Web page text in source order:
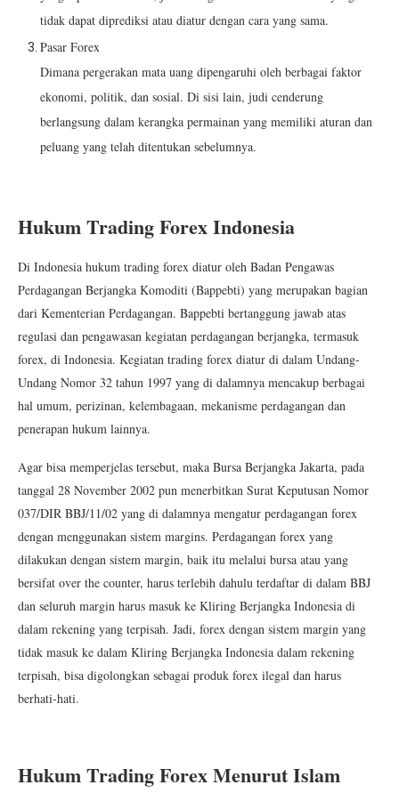
tidak dapat diprediksi atau diatur dengan cara yang sama.
Pasar Forex
Dimana pergerakan mata uang dipengaruhi oleh berbagai faktor
ekonomi, politik, dan sosial. Di sisi lain, judi cenderung
berlangsung dalam kerangka permainan yang memiliki aturan dan
peluang yang telah ditentukan sebelumnya.
Hukum Trading Forex Indonesia
Di Indonesia hukum trading forex diatur oleh Badan Pengawas
Perdagangan Berjangka Komoditi (Bappebti) yang merupakan bagian
dari Kementerian Perdagangan. Bappebti bertanggung jawab atas
regulasi dan pengawasan kegiatan perdagangan berjangka, termasuk
forex, di Indonesia. Kegiatan trading forex diatur di dalam Undang-
Undang Nomor 32 tahun 1997 yang di dalamnya mencakup berbagai
hal umum, perizinan, kelembagaan, mekanisme perdagangan dan
penerapan hukum lainnya.
Agar bisa memperjelas tersebut, maka Bursa Berjangka Jakarta, pada
tanggal 28 November 2002 pun menerbitkan Surat Keputusan Nomor
037/DIR BBJ/11/02 yang di dalamnya mengatur perdagangan forex
dengan menggunakan sistem margins. Perdagangan forex yang
dilakukan dengan sistem margin, baik itu melalui bursa atau yang
bersifat over the counter, harus terlebih dahulu terdaftar di dalam BBJ
dan seluruh margin harus masuk ke Kliring Berjangka Indonesia di
dalam rekening yang terpisah. Jadi, forex dengan sistem margin yang
tidak masuk ke dalam Kliring Berjangka Indonesia dalam rekening
terpisah, bisa digolongkan sebagai produk forex ilegal dan harus
berhati-hati.
Hukum Trading Forex Menurut Islam